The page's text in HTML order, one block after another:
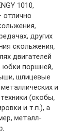
1010,
отлично
других
скольжения,
двигателей
юбки поршней,
шлицевые
и
(скобы,
и т.п.), а
металл-